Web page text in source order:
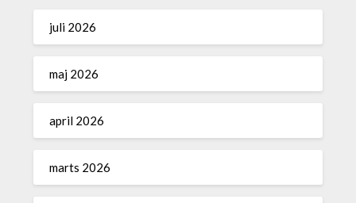
juli 2026
maj 2026
april 2026
marts 2026